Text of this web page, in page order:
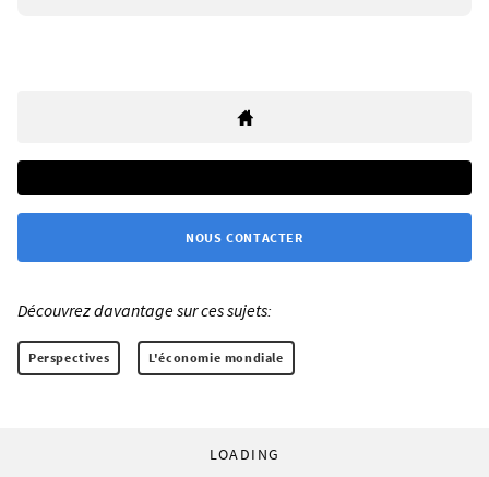
NOUS CONTACTER
Découvrez davantage sur ces sujets:
Perspectives L'économie mondiale
LOADING